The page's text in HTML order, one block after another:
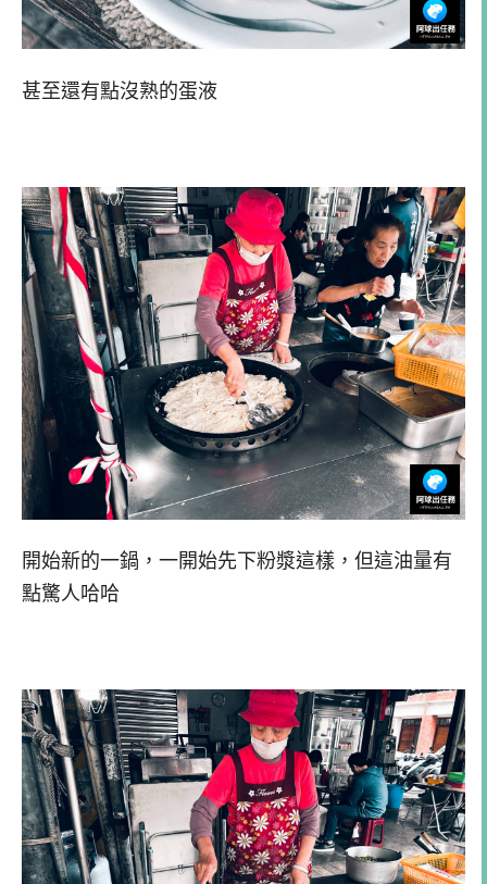
甚至還有點沒熟的蛋液
開始新的一鍋，一開始先下粉漿這樣，但這油量有
點驚人哈哈